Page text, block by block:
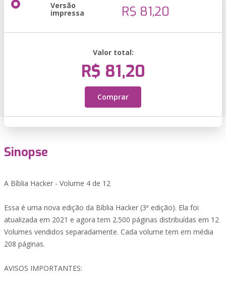
Versão
impressa R$ 81,20
Valor total:
R$ 81,20
Comprar
Sinopse
A Bíblia Hacker - Volume 4 de 12
Essa é uma nova edição da Bíblia Hacker (3ª edição). Ela foi
atualizada em 2021 e agora tem 2.500 páginas distribuídas em 12
Volumes vendidos separadamente. Cada volume tem em média
208 páginas.
AVISOS IMPORTANTES: